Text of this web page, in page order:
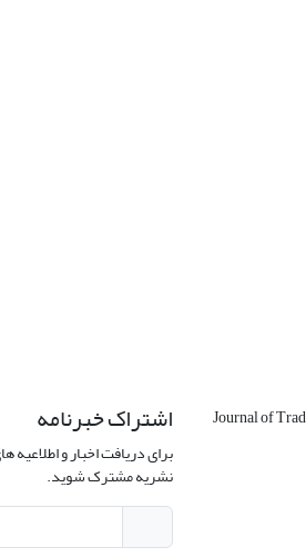
Journal of اشتراک خبرنامه
برای دریافت اخبار و
نشریه مشترک شوید.